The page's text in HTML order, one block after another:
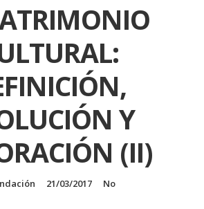
Y
(II)
21/03/2017
No